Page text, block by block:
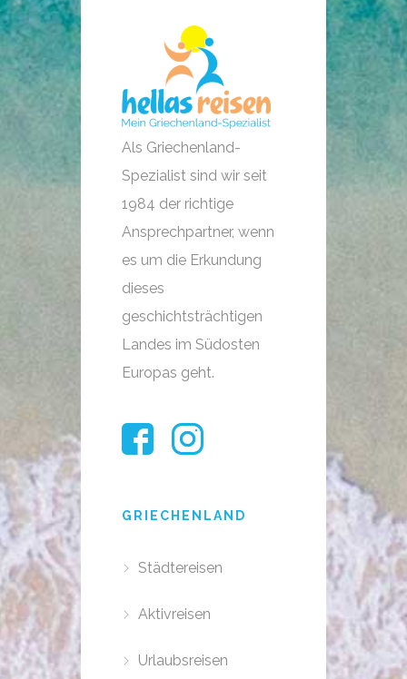
Als Griechenland-
Spezialist sind wir seit
1984 der richtige
Ansprechpartner, wenn
es um die Erkundung
dieses
geschichtsträchtigen
Landes im Südosten
Europas geht.
GRIECHENLAND
Städtereisen
Aktivreisen
Urlaubsreisen